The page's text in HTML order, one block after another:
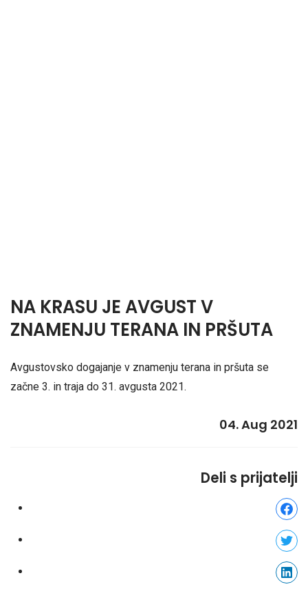
NA KRASU JE AVGUST V
ZNAMENJU TERANA IN PRŠUTA
Avgustovsko dogajanje v znamenju terana in pršuta se
začne 3. in traja do 31. avgusta 2021.
04. Aug 2021
Deli s prijatelji